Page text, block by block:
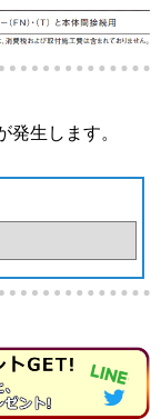
生します。